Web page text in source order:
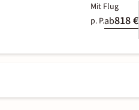
Mit Flug
p. P.ab818 €